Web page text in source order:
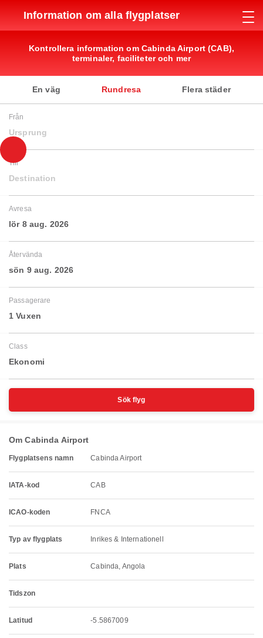
Information om alla flygplatser
Kontrollera information om Cabinda Airport (CAB),
terminaler, faciliteter och mer
En väg Rundresa Flera städer
Från
Ursprung
Till
Destination
Avresa
lör 8 aug. 2026
Återvända
sön 9 aug. 2026
Passagerare
1 Vuxen
Class
Ekonomi
Sök flyg
Om Cabinda Airport
Flygplatsens namn Cabinda Airport
IATA-kod CAB
ICAO-koden FNCA
Typ av flygplats Inrikes & Internationell
Plats Cabinda, Angola
Tidszon
Latitud -5.5867009